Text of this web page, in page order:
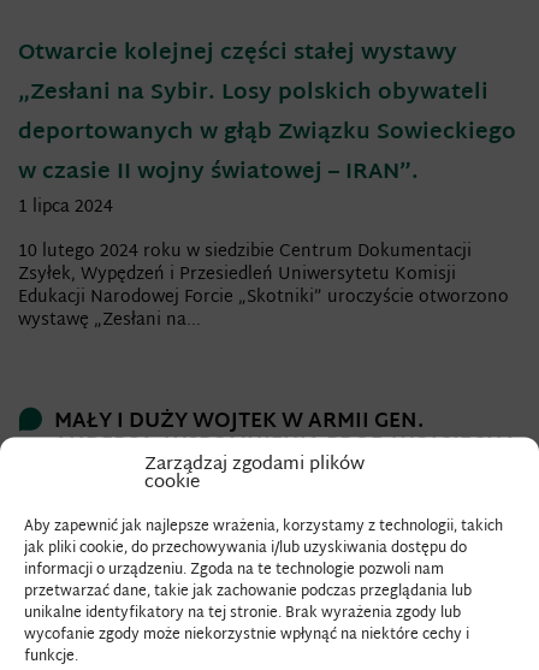
Zarządzaj zgodami plików
cookie
Aby zapewnić jak najlepsze wrażenia, korzystamy z technologii, takich
jak pliki cookie, do przechowywania i/lub uzyskiwania dostępu do
informacji o urządzeniu. Zgoda na te technologie pozwoli nam
przetwarzać dane, takie jak zachowanie podczas przeglądania lub
unikalne identyfikatory na tej stronie. Brak wyrażenia zgody lub
wycofanie zgody może niekorzystnie wpłynąć na niektóre cechy i
funkcje.
Otwarcie kolejnej części stałej wystawy
„Zesłani na Sybir. Losy polskich obywateli
deportowanych w głąb Związku Sowieckiego
w czasie II wojny światowej – IRAN”.
1 lipca 2024
10 lutego 2024 roku w siedzibie Centrum Dokumentacji
Zsyłek, Wypędzeń i Przesiedleń Uniwersytetu Komisji
Edukacji Narodowej Forcie „Skotniki” uroczyście otworzono
wystawę „Zesłani na...
MAŁY I DUŻY WOJTEK W ARMII GEN.
ANDERSA. WSPOMNIENIA PROF. WOJCIECHA
NARĘBSKIEGO
Odtwarzacz
video